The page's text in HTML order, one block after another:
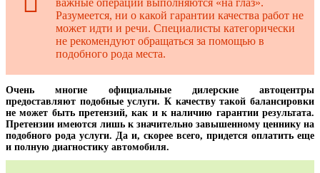
важные операции выполняются «на глаз».
Разумеется, ни о какой гарантии качества работ не
может идти и речи. Специалисты категорически
не рекомендуют обращаться за помощью в
подобного рода места.
Очень многие официальные дилерские автоцентры
предоставляют подобные услуги. К качеству такой балансировки
не может быть претензий, как и к наличию гарантии результата.
Претензии имеются лишь к значительно завышенному ценнику на
подобного рода услуги. Да и, скорее всего, придется оплатить еще
и полную диагностику автомобиля.